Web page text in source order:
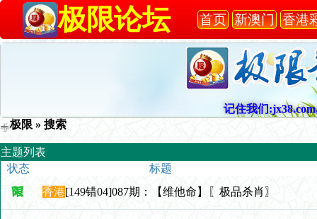
极限论坛 首页 新澳门 香港
记住我们
极限 » 搜索
主题列表
状态
标题
香港[149错04]087期：【维他命】〖极品杀肖〗